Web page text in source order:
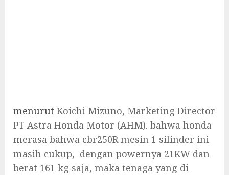
menurut Koichi Mizuno, Marketing Director
PT Astra Honda Motor (AHM). bahwa honda
merasa bahwa cbr250R mesin 1 silinder ini
masih cukup, dengan powernya 21KW dan
berat 161 kg saja, maka tenaga yang di